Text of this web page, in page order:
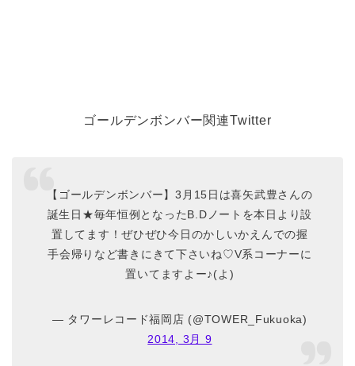
ゴールデンボンバー関連Twitter
【ゴールデンボンバー】3月15日は喜矢武豊さんの
誕生日★毎年恒例となったB.Dノートを本日より設
置してます！ぜひぜひ今日のかしいかえんでの握
手会帰りなど書きにきて下さいね♡V系コーナーに
置いてますよー♪(よ)
— タワーレコード福岡店 (@TOWER_Fukuoka)
2014, 3月 9